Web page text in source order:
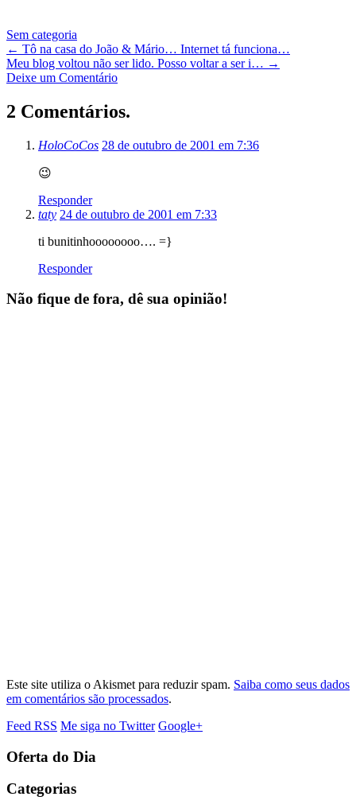
Sem categoria
← Tô na casa do João & Mário… Internet tá funciona…
Meu blog voltou não ser lido. Posso voltar a ser i… →
Deixe um Comentário
2 Comentários.
HoloCoCos 28 de outubro de 2001 em 7:36
😉
Responder
taty 24 de outubro de 2001 em 7:33
ti bunitinhoooooooo…. =}
Responder
Não fique de fora, dê sua opinião!
Este site utiliza o Akismet para reduzir spam. Saiba como seus dados
em comentários são processados.
Feed RSS Me siga no Twitter Google+
Oferta do Dia
Categorias